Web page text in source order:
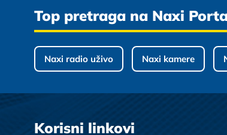
Top pretraga na Naxi
Naxi radio uživo Naxi kamere
Korisni linkovi